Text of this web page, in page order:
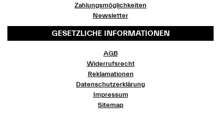
Zahlungsmöglichkeiten
Newsletter
GESETZLICHE INFORMATIONEN
AGB
Widerrufsrecht
Reklamationen
Datenschutzerklärung
Impressum
Sitemap